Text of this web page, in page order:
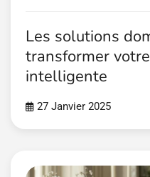
Les solutions
transformer
intelligente
27 Janvier 2025